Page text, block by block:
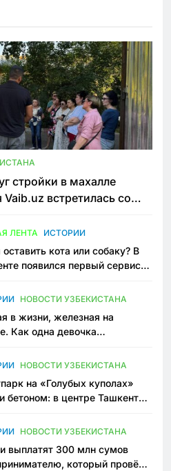
стройки в махалле
встретилась со
ЛЕНТА ИСТОРИИ
кота или собаку? В
появился первый сервис
НОВОСТИ УЗБЕКИСТАНА
в жизни, железная на
Как одна девочка
НОВОСТИ УЗБЕКИСТАНА
на «Голубых куполах»
бетоном: в центре Ташкента
НОВОСТИ УЗБЕКИСТАНА
выплатят 300 млн сумов
который провёл